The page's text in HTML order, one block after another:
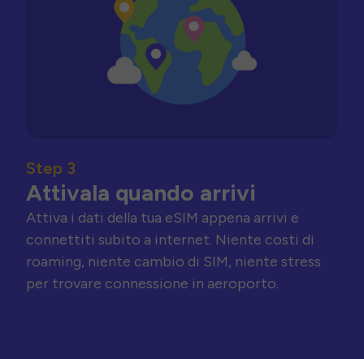
Step 3
Attivala quando arrivi
Attiva i dati della tua eSIM appena arrivi e
connettiti subito a internet. Niente costi di
roaming, niente cambio di SIM, niente stress
per trovare connessione in aeroporto.